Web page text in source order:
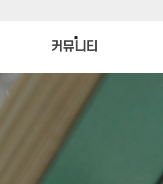
커뮤니티